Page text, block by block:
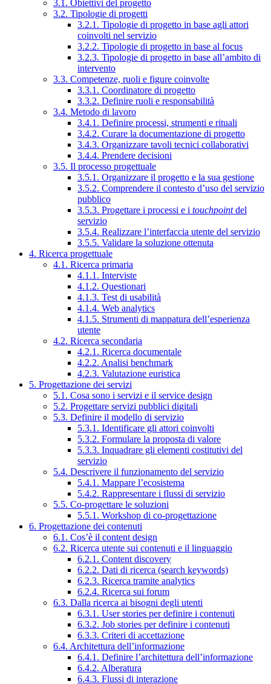
3.1. Obiettivi del progetto
3.2. Tipologie di progetti
3.2.1. Tipologie di progetto in base agli attori
coinvolti nel servizio
3.2.2. Tipologie di progetto in base al focus
3.2.3. Tipologie di progetto in base all’ambito di
intervento
3.3. Competenze, ruoli e figure coinvolte
3.3.1. Coordinatore di progetto
3.3.2. Definire ruoli e responsabilità
3.4. Metodo di lavoro
3.4.1. Definire processi, strumenti e rituali
3.4.2. Curare la documentazione di progetto
3.4.3. Organizzare tavoli tecnici collaborativi
3.4.4. Prendere decisioni
3.5. Il processo progettuale
3.5.1. Organizzare il progetto e la sua gestione
3.5.2. Comprendere il contesto d’uso del servizio
pubblico
3.5.3. Progettare i processi e i touchpointdel
servizio
3.5.4. Realizzare l’interfaccia utente del servizio
3.5.5. Validare la soluzione ottenuta
4. Ricerca progettuale
4.1. Ricerca primaria
4.1.1. Interviste
4.1.2. Questionari
4.1.3. Test di usabilità
4.1.4. Web analytics
4.1.5. Strumenti di mappatura dell’esperienza
utente
4.2. Ricerca secondaria
4.2.1. Ricerca documentale
4.2.2. Analisi benchmark
4.2.3. Valutazione euristica
5. Progettazione dei servizi
5.1. Cosa sono i servizi e il service design
5.2. Progettare servizi pubblici digitali
5.3. Definire il modello di servizio
5.3.1. Identificare gli attori coinvolti
5.3.2. Formulare la proposta di valore
5.3.3. Inquadrare gli elementi costitutivi del
servizio
5.4. Descrivere il funzionamento del servizio
5.4.1. Mappare l’ecosistema
5.4.2. Rappresentare i flussi di servizio
5.5. Co-progettare le soluzioni
5.5.1. Workshop di co-progettazione
6. Progettazione dei contenuti
6.1. Cos’è il content design
6.2. Ricerca utente sui contenuti e il linguaggio
6.2.1. Content discovery
6.2.2. Dati di ricerca (search keywords)
6.2.3. Ricerca tramite analytics
6.2.4. Ricerca sui forum
6.3. Dalla ricerca ai bisogni degli utenti
6.3.1. User stories per definire i contenuti
6.3.2. Job stories per definire i contenuti
6.3.3. Criteri di accettazione
6.4. Architettura dell’informazione
6.4.1. Definire l’architettura dell’informazione
6.4.2. Alberatura
6.4.3. Flussi di interazione